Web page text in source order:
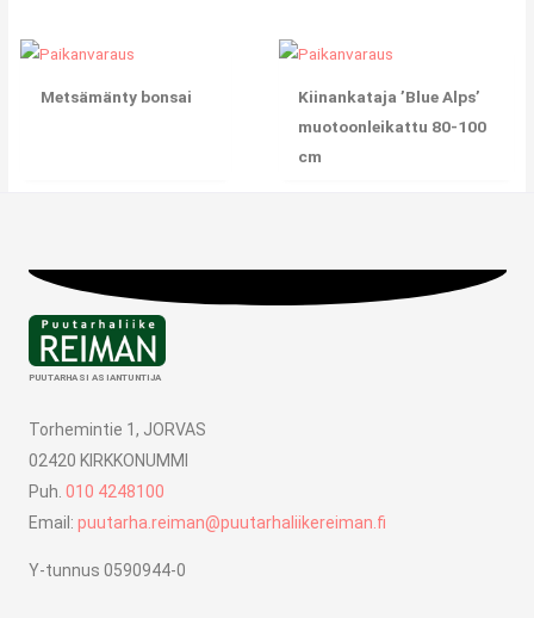
Metsämänty bonsai
Kiinankataja ’Blue Alps’
muotoonleikattu 80-100
cm
PUUTARHASI ASIANTUNTIJA
Torhemintie 1, JORVAS
02420 KIRKKONUMMI
Puh. 010 4248100
Email: puutarha.reiman@puutarhaliikereiman.fi
Y-tunnus 0590944-0